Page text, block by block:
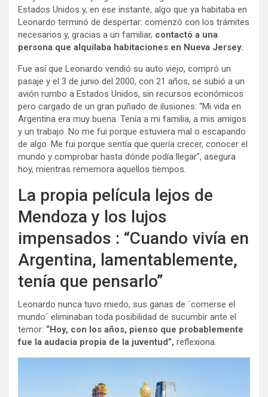
Estados Unidos y, en ese instante, algo que ya habitaba en
Leonardo terminó de despertar: comenzó con los trámites
necesarios y, gracias a un familiar, contactó a una
persona que alquilaba habitaciones en Nueva Jersey.
Fue así que Leonardo vendió su auto viejo, compró un
pasaje y el 3 de junio del 2000, con 21 años, se subió a un
avión rumbo a Estados Unidos, sin recursos económicos
pero cargado de un gran puñado de ilusiones: “Mi vida en
Argentina era muy buena. Tenía a mi familia, a mis amigos
y un trabajo. No me fui porque estuviera mal o escapando
de algo. Me fui porque sentía que quería crecer, conocer el
mundo y comprobar hasta dónde podía llegar”, asegura
hoy, mientras rememora aquellos tiempos.
La propia película lejos de
Mendoza y los lujos
impensados : “Cuando vivía en
Argentina, lamentablemente,
tenía que pensarlo”
Leonardo nunca tuvo miedo, sus ganas de `comerse el
mundo´ eliminaban toda posibilidad de sucumbir ante el
temor: “Hoy, con los años, pienso que probablemente
fue la audacia propia de la juventud”, reflexiona.